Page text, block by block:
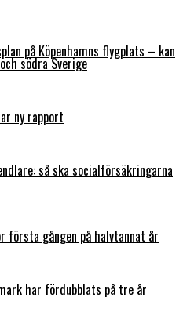
på Köpenhamns flygplats – kan
södra Sverige
ny rapport
så ska socialförsäkringarna
gången på halvtannat år
har fördubblats på tre år